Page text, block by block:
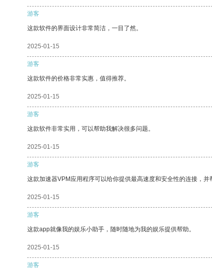
游客
这款软件的界面设计非常简洁，一目了然。
2025-01-15
游客
这款软件的价格非常实惠，值得推荐。
2025-01-15
游客
这款软件非常实用，可以帮助我解决很多问题。
2025-01-15
游客
这款加速器VPM应用程序可以给你提供最高速度和安全性的连接，并
2025-01-15
游客
这款app就像我的娱乐小助手，随时随地为我的娱乐提供帮助。
2025-01-15
游客